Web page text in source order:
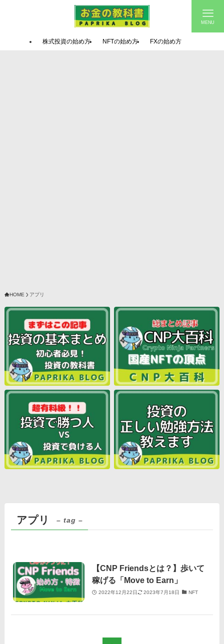
MENU
株式投資の始め方 NFTの始め方 FXの始め方
HOME アプリ
アプリ – tag –
【CNP Friendsとは？】歩いて
稼げる「Move to Earn」
2022年12月22日 2023年7月18日 NFT